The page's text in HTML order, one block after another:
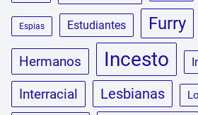
Espias Estudiantes Furry
Hermanos Incesto
Interracial Lesbianas